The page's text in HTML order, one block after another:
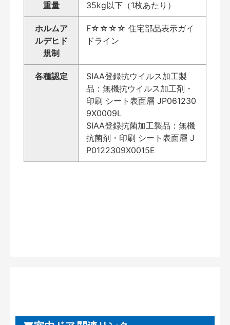
重量 35kg以下（1枚あたり）
ホルムア
ルデヒド
規制
F☆☆☆☆ 住宅部品表示ガイ
ドライン
各種認定
SIAA登録抗ウイルス加工製
品：無機抗ウイルス加工剤・
印刷 シート表面層 JP061230
9X0009L
SIAA登録抗菌加工製品：無機
抗菌剤・印刷 シート表面層 J
P0122309X0015E